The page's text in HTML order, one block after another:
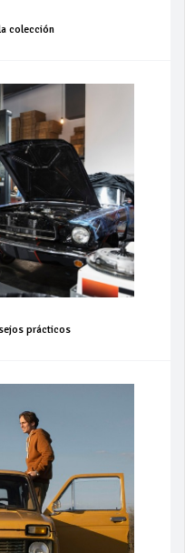
colección
prácticos